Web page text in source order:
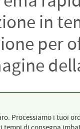
in
per
Processiamo i tuoi